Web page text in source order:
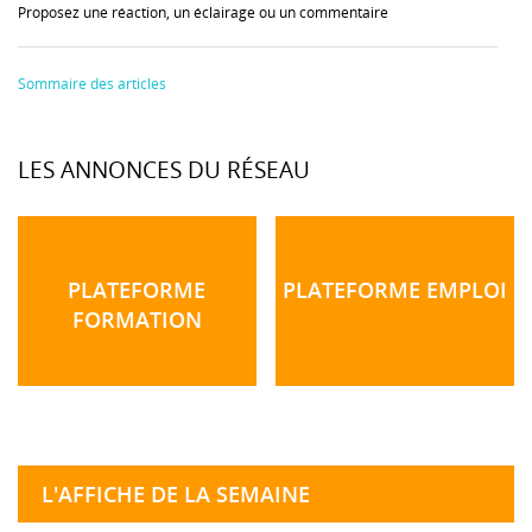
Proposez une réaction, un éclairage ou un commentaire
Sommaire des articles
LES ANNONCES DU RÉSEAU
PLATEFORME
FORMATION
PLATEFORME EMPLOI
L'AFFICHE DE LA SEMAINE